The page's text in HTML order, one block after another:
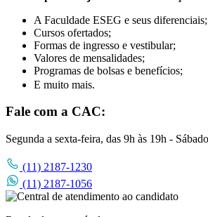
A Faculdade ESEG e seus diferenciais;
Cursos ofertados;
Formas de ingresso e vestibular;
Valores de mensalidades;
Programas de bolsas e benefícios;
E muito mais.
Fale com a CAC:
Segunda a sexta-feira, das 9h às 19h -
(11) 2187-1230
(11) 2187-1056